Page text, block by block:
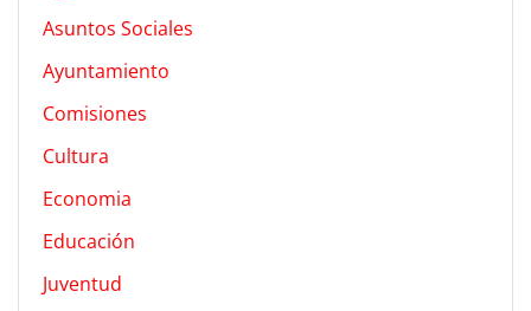
Asuntos Sociales
Ayuntamiento
Comisiones
Cultura
Economia
Educación
Juventud